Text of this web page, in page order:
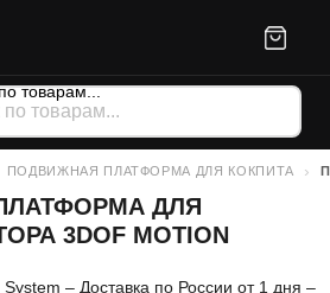
товарам...
ПОДВИЖНАЯ ПЛАТФОРМА ДЛЯ КОКПИТА
ДЛЯ
3DOF MOTION
– Доставка по России от 1 дня –